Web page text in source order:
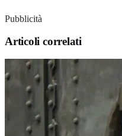
Pubblicità
Articoli correlati